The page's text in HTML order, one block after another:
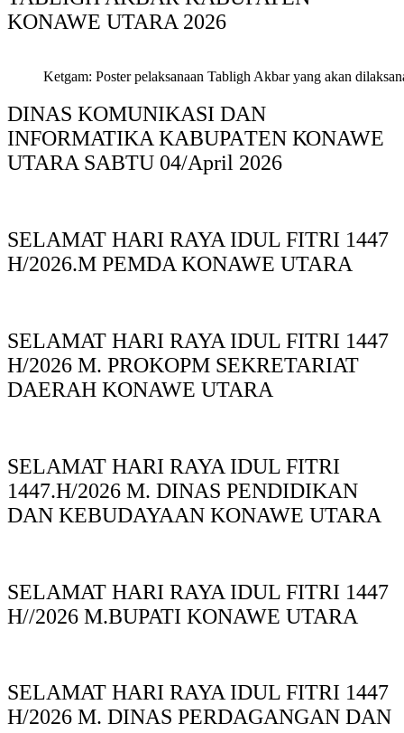
KONAWE UTARA 2026
Ketgam: Poster pelaksanaan Tabligh Akbar yang akan
DINAS KOMUNIKASI DAN
INFORMATIKA KABUPAΤΕΝ ΚΟNAWE
UTARA SABTU 04/April 2026
SELAMAT HARI RAYA IDUL FITRI 1447
H/2026.M PEMDA KONAWE UTARA
SELAMAT HARI RAYA IDUL FITRI 1447
H/2026 M. PROKOPM SEKRETARIAT
DAERAH KONAWE UTARA
SELAMAT HARI RAYA IDUL FITRI
1447.H/2026 M. DINAS PENDIDIKAN
DAN KEBUDAYAAN KONAWE UTARA
SELAMAT HARI RAYA IDUL FITRI 1447
H//2026 M.BUPATI KONAWE UTARA
SELAMAT HARI RAYA IDUL FITRI 1447
H/2026 M. DINAS PERDAGANGAN DAN